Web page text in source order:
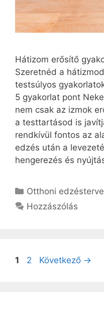
Hátizom erősítő
Szeretnéd a
testsúlyos
5 gyakorlat pont
nem csak az izmok
a testtartásod is
rendkívül fontos az
edzés után a
hengerezés és
Kategória
Otthoni
Hozzászólás
Oldal
1 Oldal
2 Következő →